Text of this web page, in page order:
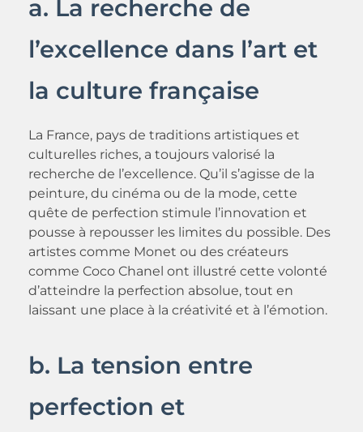
a. La recherche de
l’excellence dans l’art et
la culture française
La France, pays de traditions artistiques et
culturelles riches, a toujours valorisé la
recherche de l’excellence. Qu’il s’agisse de la
peinture, du cinéma ou de la mode, cette
quête de perfection stimule l’innovation et
pousse à repousser les limites du possible. Des
artistes comme Monet ou des créateurs
comme Coco Chanel ont illustré cette volonté
d’atteindre la perfection absolue, tout en
laissant une place à la créativité et à l’émotion.
b. La tension entre
perfection et